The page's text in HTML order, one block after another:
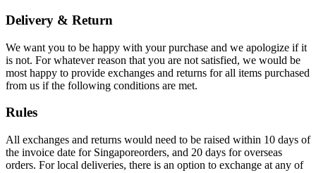
Delivery & Return
We want you to be happy with your purchase and we apologize if it
is not. For whatever reason that you are not satisfied, we would be
most happy to provide exchanges and returns for all items purchased
from us if the following conditions are met.
Rules
All exchanges and returns would need to be raised within 10 days of
the invoice date for Singaporeorders, and 20 days for overseas
orders. For local deliveries, there is an option to exchange at any of